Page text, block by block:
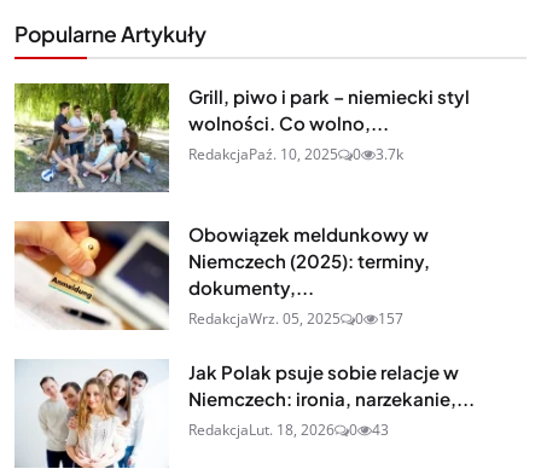
Popularne Artykuły
Grill, piwo i park – niemiecki styl
wolności. Co wolno,...
RedakcjaPaź. 10, 2025 0 3.7k
Obowiązek meldunkowy w
Niemczech (2025): terminy,
dokumenty,...
RedakcjaWrz. 05, 2025 0 157
Jak Polak psuje sobie relacje w
Niemczech: ironia, narzekanie,...
RedakcjaLut. 18, 2026 0 43